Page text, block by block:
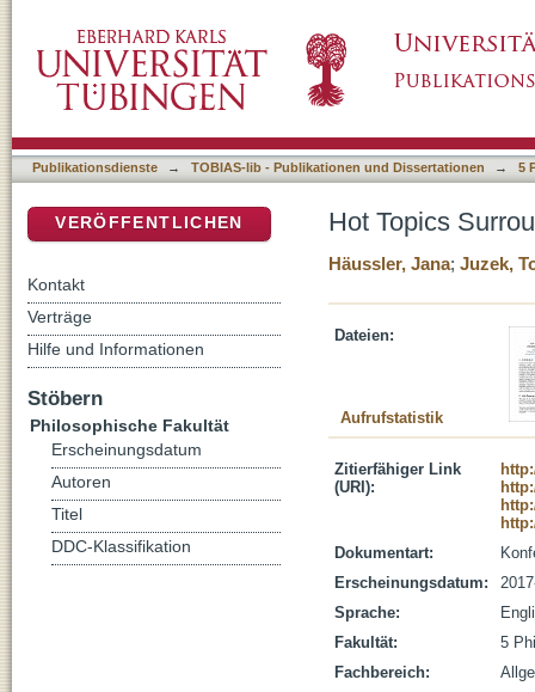
Publikationsdienste → TOBIAS-lib - Publikationen und Dissertationen → 5
Hot Topics
Häussler, Jana; Juzek,
Dateien:
Aufrufstatistik
Zitierfähiger Link
(URI):
Dokumentart:
Erscheinungsdatum:
Sprache:
Fakultät:
5
Fachbereich:
VERÖFFENTLICHEN
Kontakt
Verträge
Hilfe und Informationen
Stöbern
Philosophische Fakultät
Erscheinungsdatum
Autoren
Titel
DDC-Klassifikation